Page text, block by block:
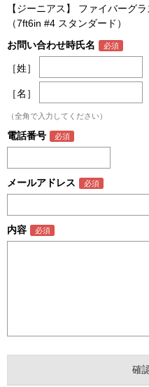
【ジーニアス】 ファイバーグ
（7ft6in #4 スタンダード）
お問い合わせ時氏名
［姓］
［名］
（全角で入力してください）
電話番号
メールアドレス
内容